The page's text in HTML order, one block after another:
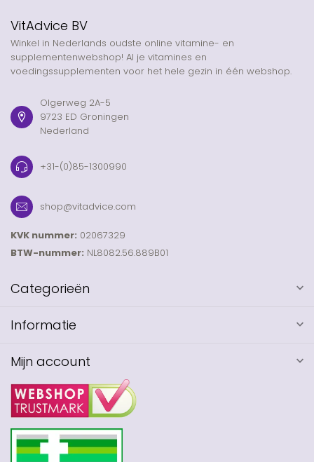
VitAdvice BV
Winkel in Nederlands oudste online vitamine- en
supplementenwebshop! Al je vitamines en
voedingssupplementen voor het hele gezin in één webshop.
Olgerweg 2A-5
9723 ED Groningen
Nederland
+31-(0)85-1300990
shop@vitadvice.com
KVK nummer: 02067329
BTW-nummer: NL8082.56.889B01
Categorieën
Informatie
Mijn account